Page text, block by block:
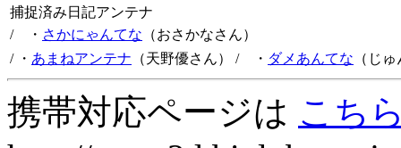
捕捉済み日記アンテナ
/ ・ さかにゃんてな （おさかなさん）
/ ・ あまねアンテナ （天野優さん） / ・ ダメあんてな （じ
携帯対応ページは こち